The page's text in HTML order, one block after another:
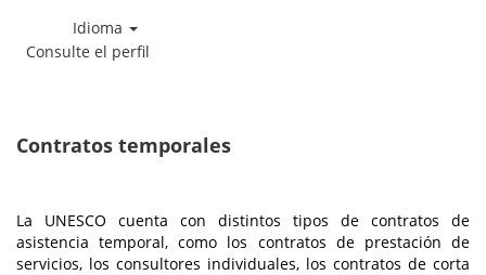
Idioma
Consulte el perfil
Contratos temporales
La UNESCO cuenta con distintos tipos de contratos de
asistencia temporal, como los contratos de prestación de
servicios, los consultores individuales, los contratos de corta